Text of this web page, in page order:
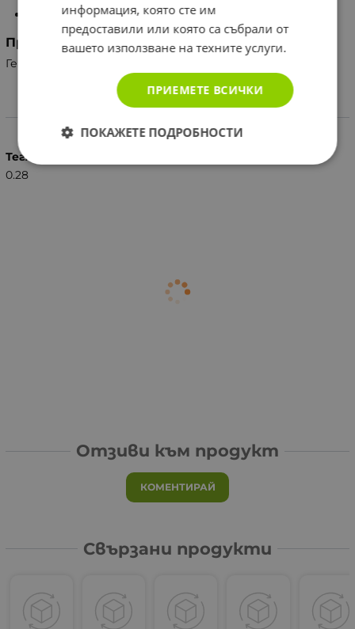
250 мл
Производител
Германия, Stolz GmbH
Тегло (кг.)
0.28
Отзиви към продукт
КОМЕНТИРАЙ
Свързани продукти
информация, която сте им
предоставили или която са събрали от
вашето използване на техните услуги.
ПРИЕМЕТЕ ВСИЧКИ
ПОКАЖЕТЕ ПОДРОБНОСТИ